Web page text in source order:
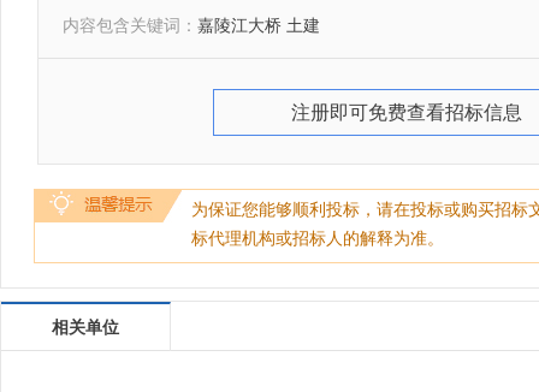
内容包含关键词： 嘉陵江大桥 土建
注册即可免费查看招标信息
为保证您能够顺利投标，请在投标或购买招
标代理机构或招标人的解释为准。
相关单位